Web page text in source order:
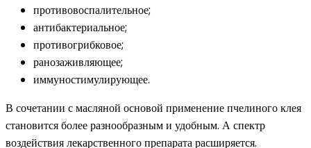
противовоспалительное;
антибактериальное;
противогрибковое;
ранозаживляющее;
иммуностимулирующее.
В сочетании с масляной основой применение пчелиного клея
становится более разнообразным и удобным. А спектр
воздействия лекарственного препарата расширяется.